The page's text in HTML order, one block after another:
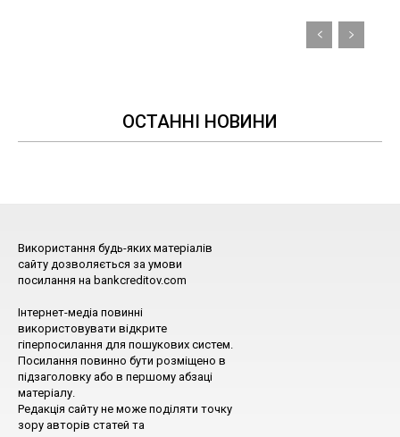
ОСТАННІ НОВИНИ
Використання будь-яких матеріалів
сайту дозволяється за умови
посилання на bankcreditov.com
Інтернет-медіа повинні
використовувати відкрите
гіперпосилання для пошукових систем.
Посилання повинно бути розміщено в
підзаголовку або в першому абзаці
матеріалу.
Редакція сайту не може поділяти точку
зору авторів статей та